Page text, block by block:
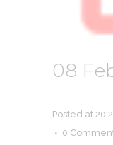
08
Posted at
0